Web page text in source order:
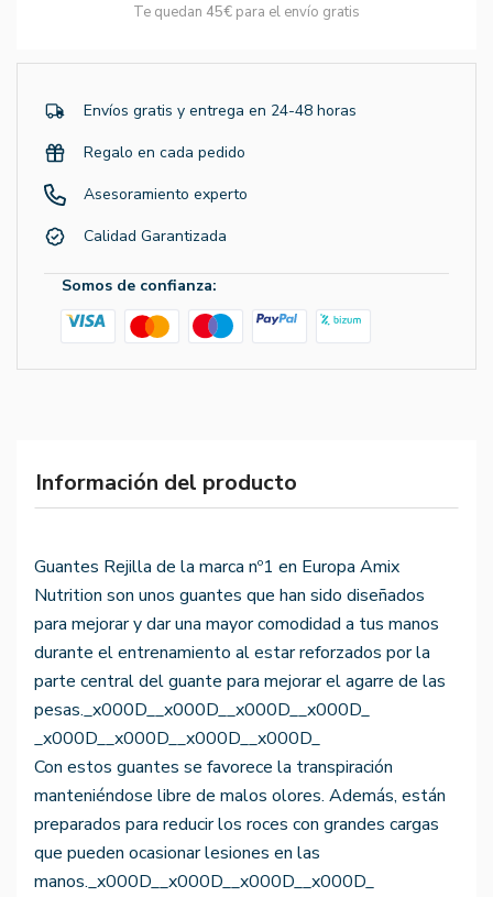
Te quedan 45€ para el envío gratis
Envíos gratis y entrega en 24-48 horas
Regalo en cada pedido
Asesoramiento experto
Calidad Garantizada
Somos de confianza:
Información del producto
Guantes Rejilla de la marca nº1 en Europa Amix
Nutrition son unos guantes que han sido diseñados
para mejorar y dar una mayor comodidad a tus manos
durante el entrenamiento al estar reforzados por la
parte central del guante para mejorar el agarre de las
pesas._x000D__x000D__x000D__x000D_
_x000D__x000D__x000D__x000D_
Con estos guantes se favorece la transpiración
manteniéndose libre de malos olores. Además, están
preparados para reducir los roces con grandes cargas
que pueden ocasionar lesiones en las
manos._x000D__x000D__x000D__x000D_